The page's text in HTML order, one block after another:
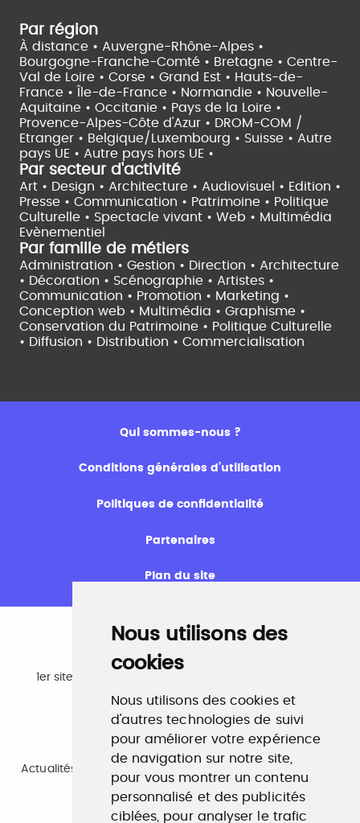
Nous utilisons des
cookies
Nous utilisons des cookies et
d'autres technologies de suivi
pour améliorer votre expérience
de navigation sur notre site,
pour vous montrer un contenu
personnalisé et des publicités
ciblées, pour analyser le trafic
Par région
À distance • Auvergne-Rhône-Alpes •
Bourgogne-Franche-Comté • Bretagne • Centre-
Val de Loire • Corse • Grand Est • Hauts-de-
France •
Île-de-France • Normandie • Nouvelle-
Aquitaine • Occitanie • Pays de la Loire •
Provence-Alpes-Côte d'Azur • DROM-COM /
Etranger • Belgique/Luxembourg • Suisse • Autre
pays UE • Autre pays hors UE •
Par secteur d'activité
Art • Design • Architecture • Audiovisuel • Edition •
Presse • Communication • Patrimoine • Politique
Culturelle • Spectacle vivant • Web • Multimédia
Evènementiel
Par famille de métiers
Administration • Gestion • Direction • Architecture
• Décoration • Scénographie • Artistes •
Communication • Promotion • Marketing •
Conception web • Multimédia • Graphisme •
Conservation du Patrimoine • Politique Culturelle
• Diffusion • Distribution • Commercialisation
Qui sommes-nous ?
Conditions générales d’utilisation
Politiques de confidentialité
Partenaires
Plan du site
Emploi
1er site emploi du secteur culturel 784.000 visites et
www.profilculture.com
Formation
Actualités, guide et annuaire des formations aux métiers
de la culture.
www.profilculture-formation.com